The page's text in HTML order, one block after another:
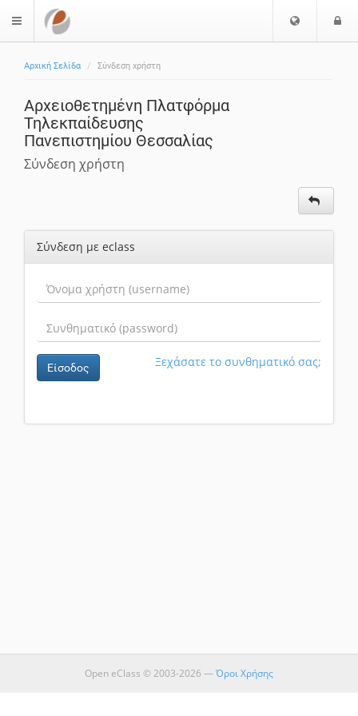
$langMenu
Επιλογή
Αρχική Σελίδα Σύνδεση χρήστη
Αρχειοθετημένη Πλατφόρμα
Τηλεκπαίδευσης
Πανεπιστημίου Θεσσαλίας
Σύνδεση χρήστη
Σύνδεση με eclass
Είσοδος Ξεχάσατε το συνθηματικό σας;
Open eClass © 2003-2026 —Όροι Χρήσης